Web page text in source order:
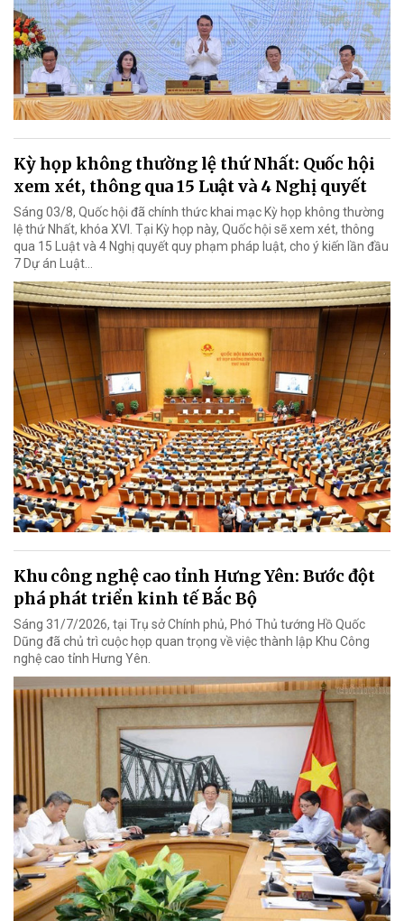
Kỳ họp không thường lệ thứ Nhất: Quốc hội
xem xét, thông qua 15 Luật và 4 Nghị quyết
Sáng 03/8, Quốc hội đã chính thức khai mạc Kỳ họp không thường
lệ thứ Nhất, khóa XVI. Tại Kỳ họp này, Quốc hội sẽ xem xét, thông
qua 15 Luật và 4 Nghị quyết quy phạm pháp luật, cho ý kiến lần đầu
7 Dự án Luật…
Khu công nghệ cao tỉnh Hưng Yên: Bước đột
phá phát triển kinh tế Bắc Bộ
Sáng 31/7/2026, tại Trụ sở Chính phủ, Phó Thủ tướng Hồ Quốc
Dũng đã chủ trì cuộc họp quan trọng về việc thành lập Khu Công
nghệ cao tỉnh Hưng Yên.